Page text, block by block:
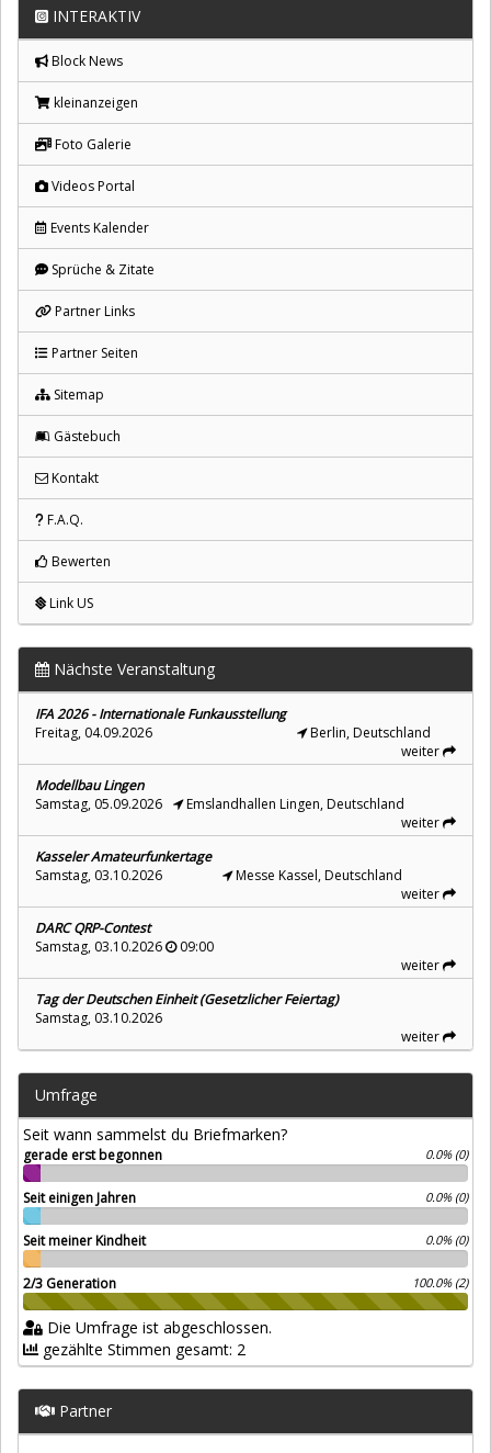
INTERAKTIV
Block News
kleinanzeigen
Foto Galerie
Videos Portal
Events Kalender
Sprüche & Zitate
Partner Links
Partner Seiten
Sitemap
Gästebuch
Kontakt
F.A.Q.
Bewerten
Link US
Nächste Veranstaltung
IFA 2026 - Internationale Funkausstellung
Freitag, 04.09.2026
Berlin, Deutschland
weiter
Modellbau Lingen
Samstag, 05.09.2026
Emslandhallen Lingen, Deutschland
weiter
Kasseler Amateurfunkertage
Samstag, 03.10.2026
Messe Kassel, Deutschland
weiter
DARC QRP-Contest
Samstag, 03.10.2026
09:00
weiter
Tag der Deutschen Einheit (Gesetzlicher Feiertag)
Samstag, 03.10.2026
weiter
Umfrage
Seit wann sammelst du Briefmarken?
gerade erst begonnen 0.0% (0)
Seit einigen Jahren 0.0% (0)
Seit meiner Kindheit 0.0% (0)
2/3 Generation 100.0% (2)
Die Umfrage ist abgeschlossen.
gezählte Stimmen gesamt: 2
Partner